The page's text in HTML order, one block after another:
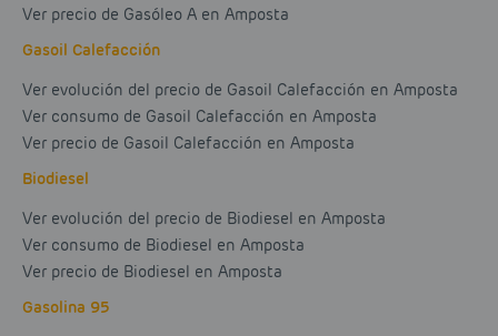
Ver precio de Gasóleo A en Amposta
Gasoil Calefacción
Ver evolución del precio de Gasoil Calefacción en Amposta
Ver consumo de Gasoil Calefacción en Amposta
Ver precio de Gasoil Calefacción en Amposta
Biodiesel
Ver evolución del precio de Biodiesel en Amposta
Ver consumo de Biodiesel en Amposta
Ver precio de Biodiesel en Amposta
Gasolina 95